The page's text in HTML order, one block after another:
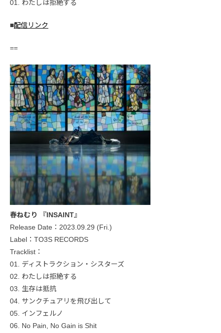
01. わたしは拒絶する
■配信リンク
==
春ねむり 『INSAINT』
Release Date：2023.09.29 (Fri.)
Label：TO3S RECORDS
Tracklist：
01. ディストラクション・シスターズ
02. わたしは拒絶する
03. 生存は抵抗
04. サンクチュアリを飛び出して
05. インフェルノ
06. No Pain, No Gain is Shit